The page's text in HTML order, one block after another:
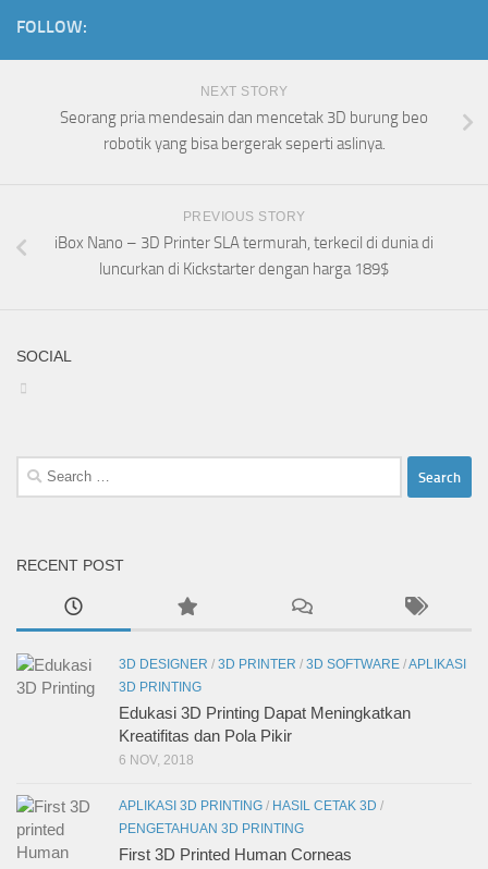
FOLLOW:
NEXT STORY
Seorang pria mendesain dan mencetak 3D burung beo
robotik yang bisa bergerak seperti aslinya.
PREVIOUS STORY
iBox Nano – 3D Printer SLA termurah, terkecil di dunia di
luncurkan di Kickstarter dengan harga 189$
SOCIAL
Search
for:
RECENT POST
3D DESIGNER / 3D PRINTER / 3D SOFTWARE /APLIKASI
3D PRINTING
Edukasi 3D Printing Dapat Meningkatkan
Kreatifitas dan Pola Pikir
6 NOV, 2018
APLIKASI 3D PRINTING / HASIL CETAK 3D /
PENGETAHUAN 3D PRINTING
First 3D Printed Human Corneas